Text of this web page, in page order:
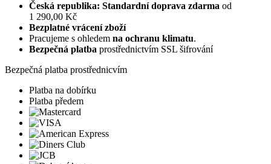
Česká republika: Standardní doprava zdarma od
1 290,00 Kč
Bezplatné vrácení zboží
Pracujeme s ohledem na ochranu klimatu.
Bezpečná platba prostřednictvím SSL šifrování
Bezpečná platba prostřednicvím
Platba na dobírku
Platba předem